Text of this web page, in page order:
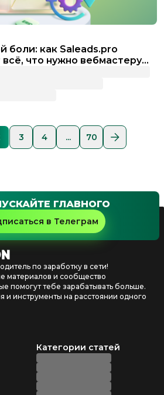
боли: как Saleads.pro
что нужно вебмастеру
3 4 ... 70
ГЛАВНОГО
в Телеграм
по заработку в сети!
материалов и сообщество
помогут тебе зарабатывать больше.
и инструменты на расстоянии одного
Категории статей